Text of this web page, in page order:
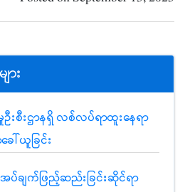
း
စီးဌာနရှိ လစ်လပ်ရာထူးနေရာ
ါ်ယူခြင်း
ချက်ဖြည့်ဆည်းခြင်းဆိုင်ရာ